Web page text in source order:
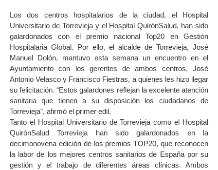
Los dos centros hospitalarios de la ciudad, el Hospital
Universitario de Torrevieja y el Hospital QuirónSalud, han sido
galardonados con el premio nacional Top20 en Gestión
Hospitalaria Global. Por ello, el alcalde de Torrevieja, José
Manuel Dolón, mantuvo esta semana un encuentro en el
Ayuntamiento con los gerentes de ambos centros, José
Antonio Velasco y Francisco Fiestras, a quienes les hizo llegar
su felicitación. “Estos galardones reflejan la excelente atención
sanitaria que tienen a su disposición los ciudadanos de
Torrevieja”, afirmó el primer edil.
Tanto el Hospital Universitario de Torrevieja como el Hospital
QuirónSalud Torrevieja han sido galardonados en la
decimonovena edición de los premios TOP20, que reconocen
la labor de los mejores centros sanitarios de España por su
gestión y el trabajo de diferentes áreas clínicas. Ambos